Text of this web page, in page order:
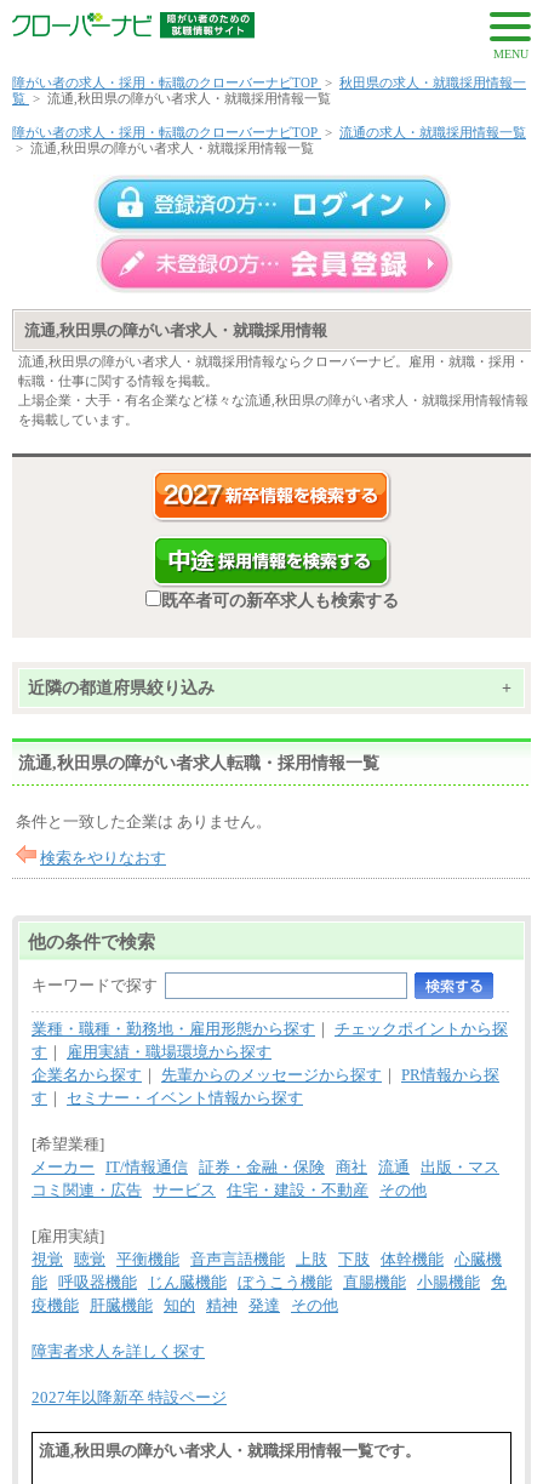
MENU
障がい者の求人・採用・転職のクローバーナビTOP > 秋田県の求人・就職採用情報一
覧 > 流通,秋田県の障がい者求人・就職採用情報一覧
障がい者の求人・採用・転職のクローバーナビTOP > 流通の求人・就職採用情報一覧
> 流通,秋田県の障がい者求人・就職採用情報一覧
流通,秋田県の障がい者求人・就職採用情報
流通,秋田県の障がい者求人・就職採用情報ならクローバーナビ。雇用・就職・採用・
転職・仕事に関する情報を掲載。
上場企業・大手・有名企業など様々な流通,秋田県の障がい者求人・就職採用情報情報
を掲載しています。
既卒者可の新卒求人も検索する
近隣の都道府県絞り込み +
流通,秋田県の障がい者求人転職・採用情報一覧
条件と一致した企業は ありません。
検索をやりなおす
他の条件で検索
キーワードで探す
業種・職種・勤務地・雇用形態から探す ｜ チェックポイントから探
す ｜
雇用実績・職場環境から探す
企業名から探す ｜ 先輩からのメッセージから探す ｜ PR情報から探
す ｜ セミナー・イベント情報から探す
[希望業種]
メーカー
IT/情報通信 証券・金融・保険 商社 流通
出版・マス
コミ関連・広告 サービス 住宅・建設・不動産 その他
[雇用実績]
視覚
聴覚 平衡機能 音声言語機能 上肢 下肢 体幹機能 心臓機
能 呼吸器機能 じん臓機能 ぼうこう機能 直腸機能 小腸機能 免
疫機能
肝臓機能 知的 精神 発達 その他
障害者求人を詳しく探す
2027年以降新卒 特設ページ
流通,秋田県の障がい者求人・就職採用情報一覧です。